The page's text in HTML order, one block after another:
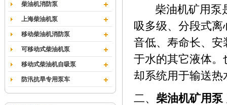
柴油机消防泵
上海柴油机泵
移动柴油机消防泵
可移动式柴油机泵
移动式柴油机自吸泵
防汛抗旱专用泵车
柴油机矿用泵是
吸多级、分段式
音低、寿命长、
于水的其它液体
却系统用于输送
二、 柴油机矿用泵